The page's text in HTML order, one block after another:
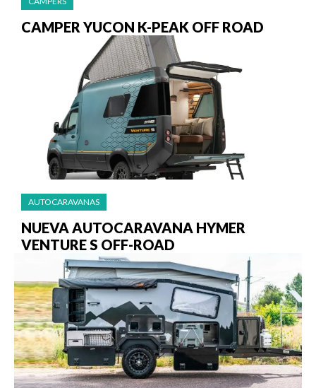
CAMPER YUCON K-PEAK OFF ROAD
AUTOCARAVANAS
NUEVA AUTOCARAVANA HYMER
VENTURE S OFF-ROAD